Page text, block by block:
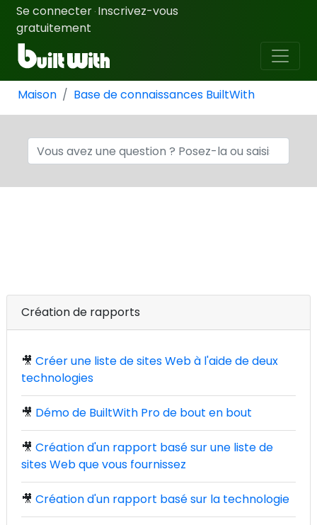
Se connecter · Inscrivez-vous
gratuitement
Maison Base de connaissances BuiltWith
Création de rapports
🎥 Créer une liste de sites Web à l'aide de deux
technologies
🎥 Démo de BuiltWith Pro de bout en bout
🎥 Création d'un rapport basé sur une liste de
sites Web que vous fournissez
🎥 Création d'un rapport basé sur la technologie